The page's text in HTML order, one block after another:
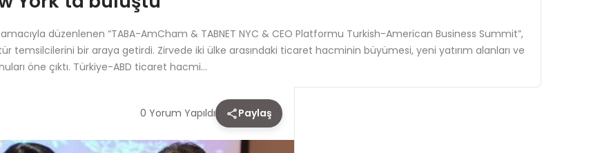
düzenlenen “TABA-AmCham & TABNET NYC & CEO Platformu Turkish-American Business Summit”,
temsilcilerini bir araya getirdi. Zirvede iki ülke arasındaki ticaret hacminin büyümesi, yeni yatırım alanları ve
öne çıktı. Türkiye-ABD ticaret hacmi…
0 Yorum Yapıldı Paylaş